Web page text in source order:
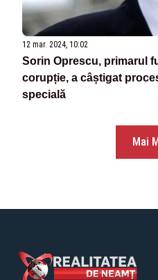
12 mar. 2024, 10:02
Sorin Oprescu, primarul
corupție, a câștigat
specială
Mai